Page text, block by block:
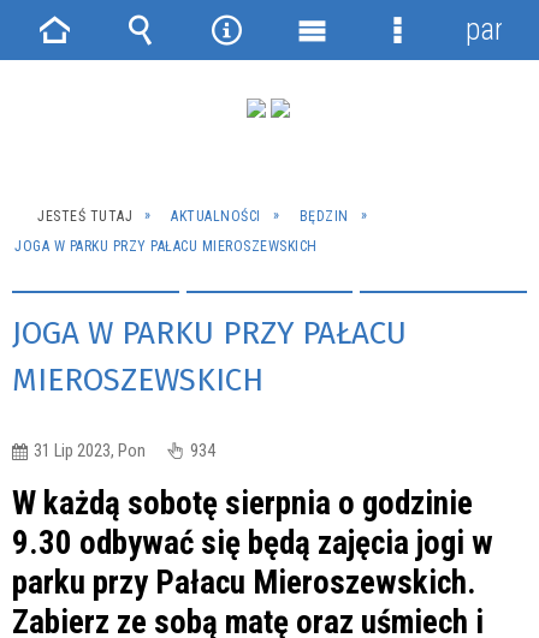
JESTEŚ TUTAJ AKTUALNOŚCI
BĘDZIN
JOGA W PARKU PRZY PAŁACU MIEROSZEWSKICH
JOGA W PARKU PRZY PAŁACU
MIEROSZEWSKICH
31 Lip 2023, Pon 934
W każdą sobotę sierpnia o godzinie
9.30 odbywać się będą zajęcia jogi w
parku przy Pałacu Mieroszewskich.
Zabierz ze sobą matę oraz uśmiech i
Strona Wyszukiwarka
NarzędziaMenu
Menu
panel